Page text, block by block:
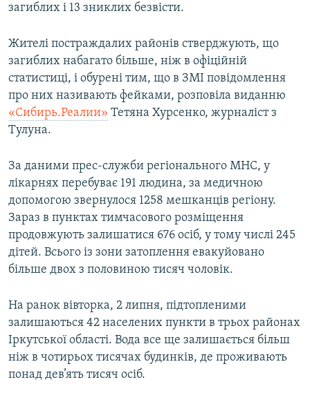
ДОЛУЧАЙСЯ!
Усі сайти RFE/RL
загиблих і 13 зниклих безвісти.
Жителі постраждалих районів стверджують, що
загиблих набагато більше, ніж в офіційній
статистиці, і обурені тим, що в ЗМІ повідомлення
про них називають фейками, розповіла виданню
«Сибирь.Реалии» Тетяна Хурсенко, журналіст з
Тулуна.
За даними прес-служби регіонального МНС, у
лікарнях перебуває 191 людина, за медичною
допомогою звернулося 1258 мешканців регіону.
Зараз в пунктах тимчасового розміщення
продовжують залишатися 676 осіб, у тому числі 245
дітей. Всього із зони затоплення евакуйовано
більше двох з половиною тисяч чоловік.
На ранок вівторка, 2 липня, підтопленими
залишаються 42 населених пункти в трьох районах
Іркутської області. Вода все ще залишається більш
ніж в чотирьох тисячах будинків, де проживають
понад дев’ять тисяч осіб.